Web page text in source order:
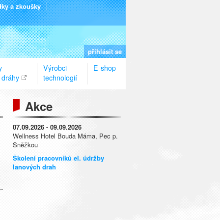
a zkoušky
přihlásit se
Výrobci
technologií
E-shop
Akce
07.09.2026 - 09.09.2026
Wellness Hotel Bouda Máma, Pec p.
Sněžkou
Školení pracovníků el. údržby
lanových drah